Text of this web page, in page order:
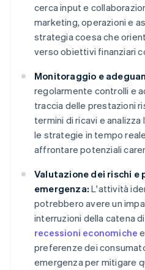
cerca input e
marketing, operazioni e
strategia coesa che
verso obiettivi finanziari
Monitoraggio e
regolarmente controlli e
traccia delle prestazioni
termini di ricavi e
le strategie in tempo
affrontare potenziali
Valutazione dei rischi e
emergenza: L'attività
potrebbero avere un
interruzioni della catena
recessioni economiche
preferenze dei
emergenza per mitigare